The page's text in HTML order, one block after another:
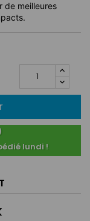
de meilleures
lundi !